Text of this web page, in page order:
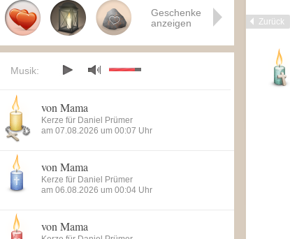
Zurück
Geschenke
anzeigen
Musik:
von Mama
Kerze für Daniel Prümer
am 07.08.2026 um 00:07 Uhr
von Mama
Kerze für Daniel Prümer
am 06.08.2026 um 00:04 Uhr
von Mama